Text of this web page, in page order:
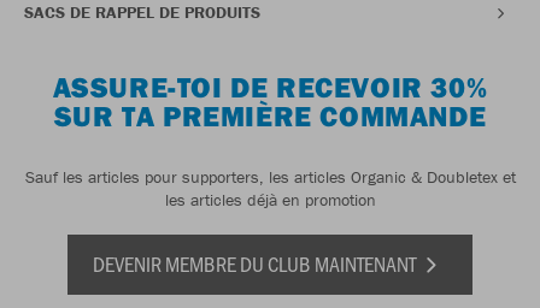
SACS DE RAPPEL DE PRODUITS
ASSURE-TOI DE RECEVOIR 30%
SUR TA PREMIÈRE COMMANDE
Sauf les articles pour supporters, les articles Organic & Doubletex et
les articles déjà en promotion
DEVENIR MEMBRE DU CLUB MAINTENANT